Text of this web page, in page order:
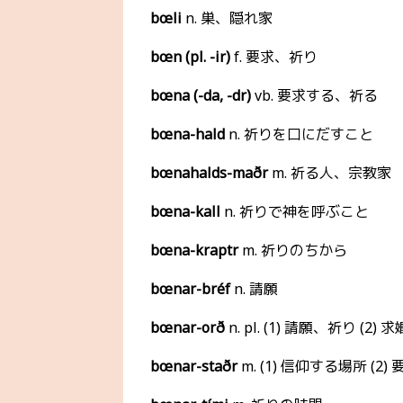
bœli n. 巣、隠れ家
bœn (pl. -ir)f. 要求、祈り
bœna (-da, -dr)vb. 要求する、祈る
bœna-hald n. 祈りを口にだすこと
bœnahalds-maðrm. 祈る人、宗教家
bœna-kall n. 祈りで神を呼ぶこと
bœna-kraptrm. 祈りのちから
bœnar-bréfn. 請願
bœnar-orð n. pl. (1) 請願、祈り (2) 求
bœnar-staðrm. (1) 信仰する場所 (2)